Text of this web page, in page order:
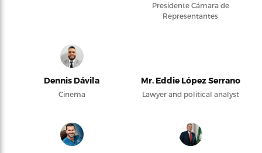
Presidente Cámara de
Representantes
Dennis Dávila
Cinema
Mr. Eddie López Serrano
Lawyer and political analyst